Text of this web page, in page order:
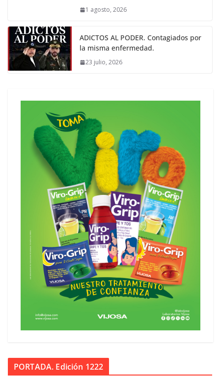
1 agosto, 2026
ADICTOS AL PODER. Contagiados por
la misma enfermedad.
23 julio, 2026
PORTADA. Edición 1222